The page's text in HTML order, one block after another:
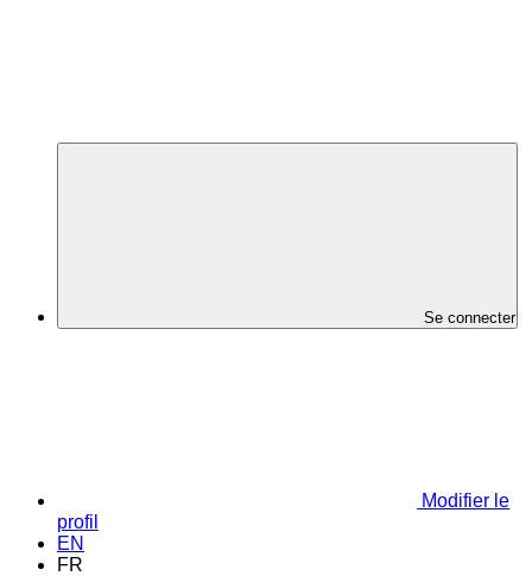
Se connecter
Modifier le
profil
EN
FR